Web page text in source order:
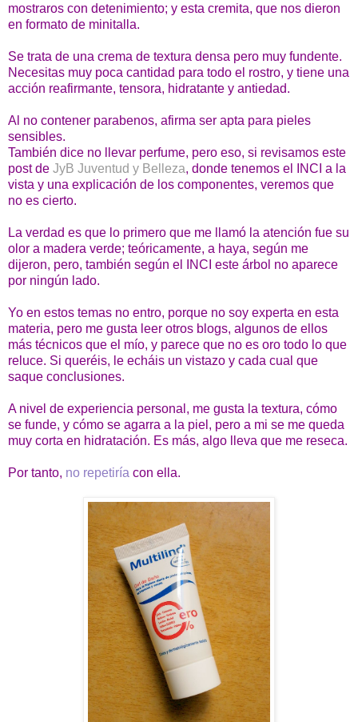
mostraros con detenimiento; y esta cremita, que nos dieron
en formato de minitalla.
Se trata de una crema de textura densa pero muy fundente.
Necesitas muy poca cantidad para todo el rostro, y tiene una
acción reafirmante, tensora, hidratante y antiedad.
Al no contener parabenos, afirma ser apta para pieles
sensibles.
También dice no llevar perfume, pero eso, si revisamos este
post de JyB Juventud y Belleza, donde tenemos el INCI a la
vista y una explicación de los componentes, veremos que
no es cierto.
La verdad es que lo primero que me llamó la atención fue su
olor a madera verde; teóricamente, a haya, según me
dijeron, pero, también según el INCI este árbol no aparece
por ningún lado.
Yo en estos temas no entro, porque no soy experta en esta
materia, pero me gusta leer otros blogs, algunos de ellos
más técnicos que el mío, y parece que no es oro todo lo que
reluce. Si queréis, le echáis un vistazo y cada cual que
saque conclusiones.
A nivel de experiencia personal, me gusta la textura, cómo
se funde, y cómo se agarra a la piel, pero a mi se me queda
muy corta en hidratación. Es más, algo lleva que me reseca.
Por tanto, no repetiría con ella.